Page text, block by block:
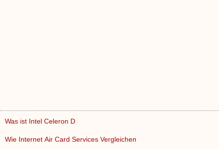
Was ist Intel Celeron D
Wie Internet Air Card Services Vergleichen